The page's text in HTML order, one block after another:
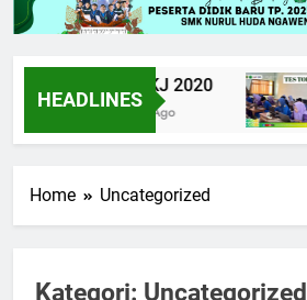
HEADLINES
UPK TKJ 2020
6 Tahun Ago
Home Uncategorized
Kategori: Uncategorized
KEUANGAN